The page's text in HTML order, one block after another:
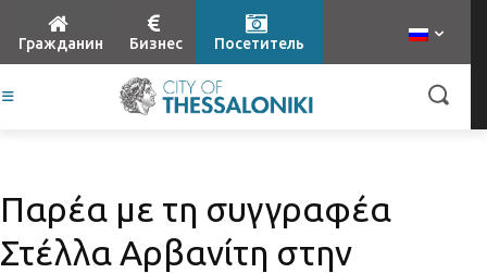
Гражданин Бизнес Посетитель
Παρέα με τη συγγραφέα
Στέλλα Αρβανίτη στην